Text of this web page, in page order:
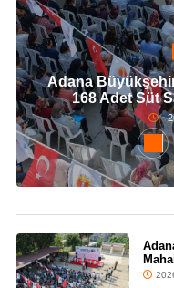
Adana
168 Adet Süt